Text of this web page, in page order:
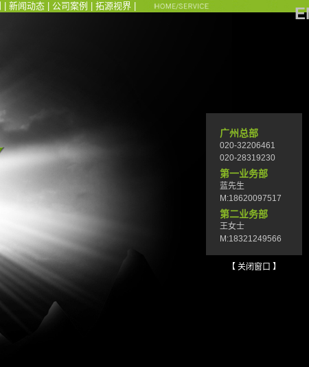
新闻动态 公司案例 拓源视界
广州总部
020-32206461
020-28319230
第一业务部
蓝先生
M:18620097517
第二业务部
王女士
M:18321249566
【 关闭窗口 】